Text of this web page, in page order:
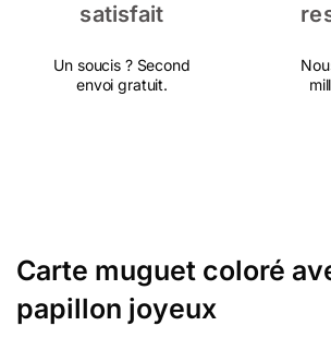
satisfait
Un soucis ? Second
envoi gratuit.
Carte muguet coloré
papillon joyeux